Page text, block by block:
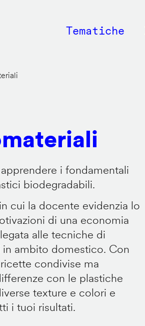
Main
Tematiche
i fondamentali
biodegradabili.
cui la docente evidenzia lo
di una economia
alle tecniche di
ambito domestico. Con
condivise ma
con le plastiche
texture e colori e
i tuoi risultati.